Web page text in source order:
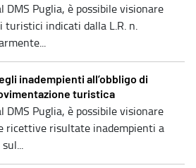
Puglia, è possibile visionare
turistici indicati dalla L.R. n.
inadempienti all’obbligo di
turistica
Puglia, è possibile visionare
ricettive risultate inadempienti a